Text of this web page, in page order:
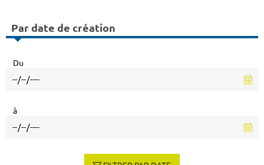
Par date de création
Du
à